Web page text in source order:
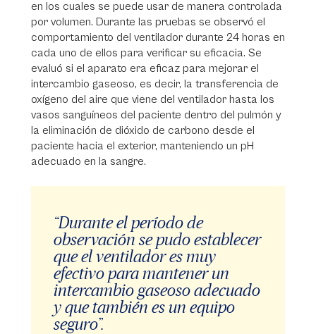
en los cuales se puede usar de manera controlada
por volumen. Durante las pruebas se observó el
comportamiento del ventilador durante 24 horas en
cada uno de ellos para verificar su eficacia. Se
evaluó si el aparato era eficaz para mejorar el
intercambio gaseoso, es decir, la transferencia de
oxígeno del aire que viene del ventilador hasta los
vasos sanguíneos del paciente dentro del pulmón y
la eliminación de dióxido de carbono desde el
paciente hacia el exterior, manteniendo un pH
adecuado en la sangre.
“Durante el período de
observación se pudo establecer
que el ventilador es muy
efectivo para mantener un
intercambio gaseoso adecuado
y que también es un equipo
seguro”.